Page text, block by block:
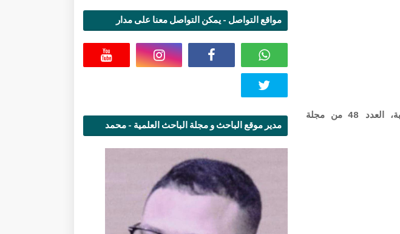
جدل الإنذار في قانُون الكراء التجاري رقم 49.16 - الأستاذ ســـامي عيـــنيــبة، العدد 48 من مجلة
مواقع التواصل - يمكن التواصل معنا على مدار
مدير موقع الباحث و مجلة الباحث العلمية - محمد